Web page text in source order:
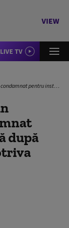
VIEW
LIVE TV
apeluri la violență împotriva Guvernului
după